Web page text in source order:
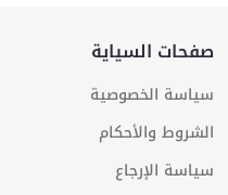
صفحات السياية
سياسة الخصوصية
الشروط والأحكام
سياسة الإرجاع